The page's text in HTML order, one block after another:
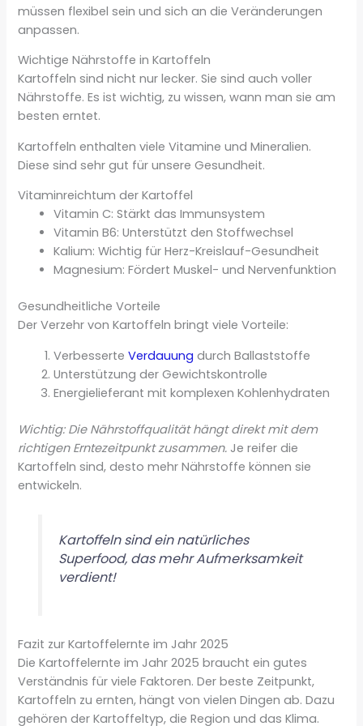
müssen flexibel sein und sich an die Veränderungen
anpassen.
Wichtige Nährstoffe in Kartoffeln
Kartoffeln sind nicht nur lecker. Sie sind auch voller
Nährstoffe. Es ist wichtig, zu wissen, wann man sie am
besten erntet.
Kartoffeln enthalten viele Vitamine und Mineralien.
Diese sind sehr gut für unsere Gesundheit.
Vitaminreichtum der Kartoffel
Vitamin C: Stärkt das Immunsystem
Vitamin B6: Unterstützt den Stoffwechsel
Kalium: Wichtig für Herz-Kreislauf-Gesundheit
Magnesium: Fördert Muskel- und Nervenfunktion
Gesundheitliche Vorteile
Der Verzehr von Kartoffeln bringt viele Vorteile:
VerbesserteVerdauung durch Ballaststoffe
Unterstützung der Gewichtskontrolle
Energielieferant mit komplexen Kohlenhydraten
Wichtig: Die Nährstoffqualität hängt direkt mit dem
richtigen Erntezeitpunkt zusammen. Je reifer die
Kartoffeln sind, desto mehr Nährstoffe können sie
entwickeln.
Kartoffeln sind ein natürliches
Superfood, das mehr Aufmerksamkeit
verdient!
Fazit zur Kartoffelernte im Jahr 2025
Die Kartoffelernte im Jahr 2025 braucht ein gutes
Verständnis für viele Faktoren. Der beste Zeitpunkt,
Kartoffeln zu ernten, hängt von vielen Dingen ab. Dazu
gehören der Kartoffeltyp, die Region und das Klima.